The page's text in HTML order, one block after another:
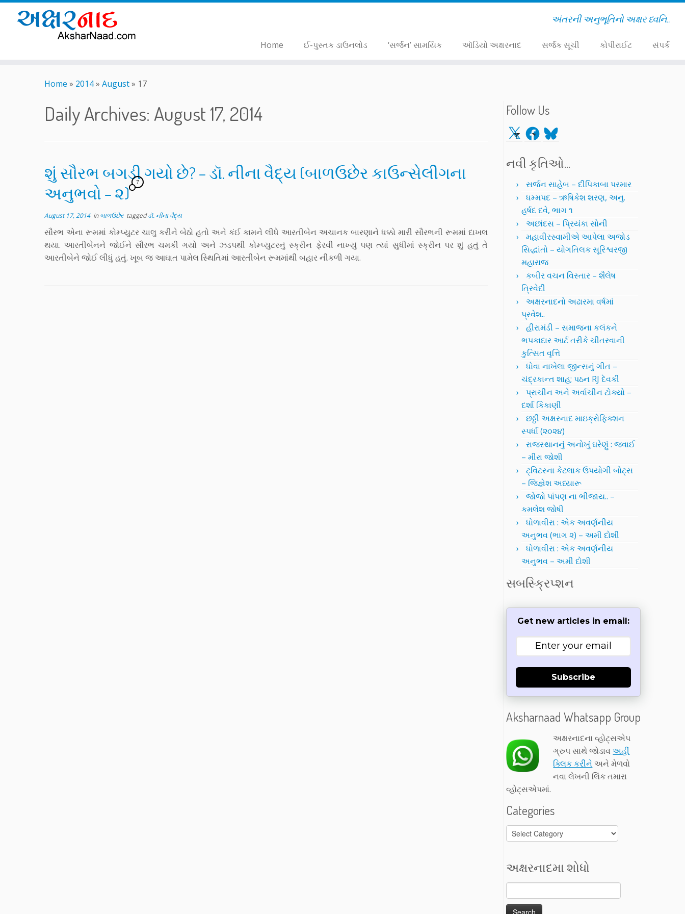
અંતરની અનુભૂતિનો અક્ષર ધ્વનિ..
Home ઈ-પુસ્તક ડાઉનલોડ ‘સર્જન’ સામયિક ઑડિયો અક્ષરનાદ સર્જક સૂચી કોપીરાઈટ સંપર્ક
Home » 2014» August» 17
Daily Archives: August 17, 2014
શું સૌરભ બગડી ગયો છે? – ડૉ. નીના વૈદ્ય (બાળઉછેર કાઉન્સેલીંગના
અનુભવો – ૨)
7
August 17, 2014inબાળઉછેર taggedડૉ. નીના વૈદ્ય
સૌરભ એના રૂમમાં કોમ્પ્યુટર ચાલુ કરીને બેઠો હતો અને કંઈ કામને લીધે આરતીબેન અચાનક બારણાને ધક્કો મારી સૌરભની રૂમમાં દાખલ
થયા. આરતીબેનને જોઈને સૌરભ ચમકી ગયો અને ઝડપથી કોમ્પ્યુટરનું સ્ક્રીન ફેરવી નાખ્યું પણ ત્યાં સુધીમાં સ્ક્રીન પર શું હતું તે
આરતીબેને જોઈ લીધું હતું. ખૂબ જ આઘાત પામેલ સ્થિતિમાં આરતીબેન રૂમમાંથી બહાર નીકળી ગયા.
Follow Us
X Facebook
Bluesky
નવી કૃતિઓ…
સર્જન સાહેબ – દીપિકાબા પરમાર
ધમ્મપદ – ઋષિકેશ શરણ, અનુ.
હર્ષદ દવે, ભાગ ૧
અછાંદસ – પ્રિયંકા સોની
મહાવીરસ્વામીએ આપેલા અજોડ
સિદ્ધાંતો – યોગતિલક સૂરિશ્વરજી
મહારાજ
કબીર વચન વિસ્તાર – શૈલેષ
ત્રિવેદી
અક્ષરનાદનો અઢારમા વર્ષમાં
પ્રવેશ..
હીરામંડી – સમાજના કલંકને
ભપકાદાર આર્ટ તરીકે ચીતરવાની
કુત્સિત વૃત્તિ
ધોવા નાખેલા જીન્સનું ગીત –
ચંદ્રકાન્ત શાહ; પઠન RJ દેવકી
પ્રાચીન અને અર્વાચીન ટોક્યો –
દર્શા કિકાણી
છઠ્ઠી અક્ષરનાદ માઇક્રોફિક્શન
સ્પર્ધા (૨૦૨૪)
રાજસ્થાનનું અનોખું ઘરેણું : જવાઈ
– મીરા જોશી
ટ્વિટરના કેટલાક ઉપયોગી બોટ્સ
– જિજ્ઞેશ અધ્યારૂ
જોજો પાંપણ ના ભીંજાય.. –
કમલેશ જોષી
ધોળાવીરા : એક અવર્ણનીય
અનુભવ (ભાગ ૨) – અમી દોશી
ધોળાવીરા : એક અવર્ણનીય
અનુભવ – અમી દોશી
સબસ્ક્રિપ્શન
Get new articles in email:
Subscribe
Aksharnaad Whatsapp Group
અક્ષરનાદના વ્હોટ્સએપ
ગ્રુપ સાથે જોડાવઅહીં
ક્લિક કરીને અને મેળવો
નવા લેખની લિંક તમારા
વ્હોટ્સએપમાં.
Categories
Categories
અક્ષરનાદમા શોધો